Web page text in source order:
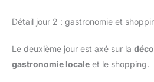
Détail jour 2 : gastronomie et
Le deuxième jour est axé sur la
gastronomie locale et le shopping.